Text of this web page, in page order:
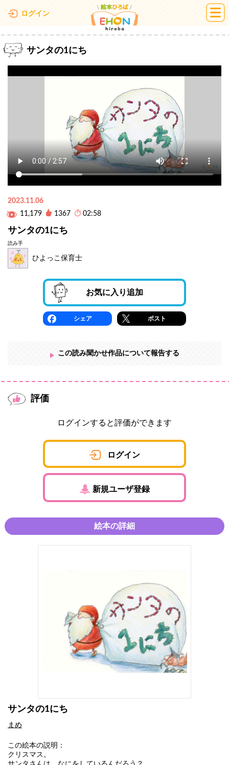
ログイン 絵本ひろば
サンタの1にち
2023.11.06
11,179
1367 02:58
サンタの1にち
読み手
ひよっこ保育士
お気に入り追加
シェア ポスト
この読み聞かせ作品について報告する
評価
ログインすると評価ができます
ログイン
新規ユーザ登録
絵本の詳細
サンタの1にち
まめ
この絵本の説明：
クリスマス。